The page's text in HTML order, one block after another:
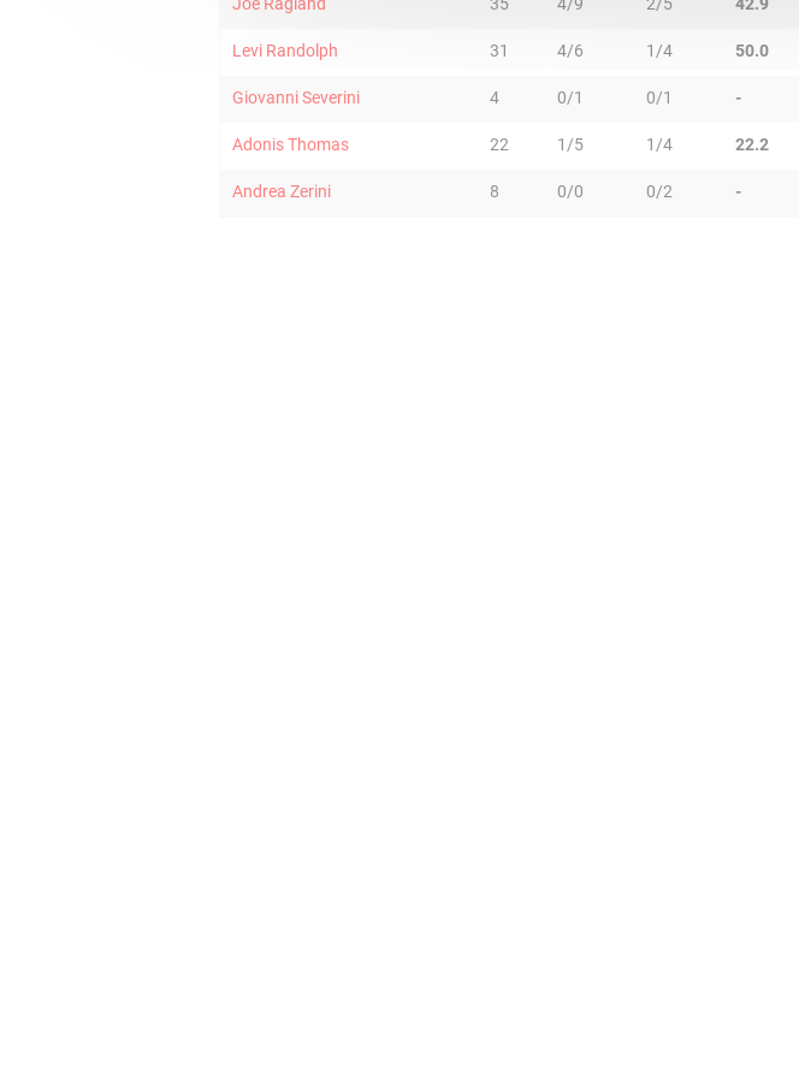
Levi Randolph 31 4/6 1/4 50.0
Giovanni Severini 4 0/1 0/1 -
Adonis Thomas 22 1/5 1/4 22.2
Andrea Zerini 8 0/0 0/2 -